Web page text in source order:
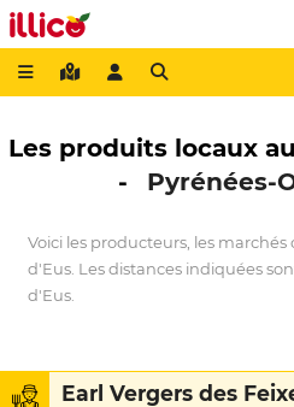
Les produits locaux
-
Pyrénées-
Voici les producteurs, les
d'Eus. Les distances indiquées
d'Eus.
Earl Vergers des